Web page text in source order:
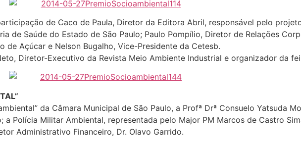
de Caco de Paula, Diretor da Editora Abril, responsável pelo
de Saúde do Estado de São Paulo; Paulo Pompílio, Diretor de Relações
de Açúcar e Nelson Bugalho, Vice-Presidente da Cetesb.
Diretor-Executivo da Revista Meio Ambiente Industrial e organizador da
da Câmara Municipal de São Paulo, a Profª Drª Consuelo Yatsuda
Polícia Militar Ambiental, representada pelo Major PM Marcos de Castro
Administrativo Financeiro, Dr. Olavo Garrido.